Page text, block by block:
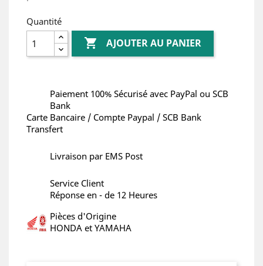
Quantité
 AJOUTER AU PANIER
Paiement 100% Sécurisé avec PayPal ou SCB
Bank
Carte Bancaire / Compte Paypal / SCB Bank
Transfert
Livraison par EMS Post
Service Client
Réponse en - de 12 Heures
Pièces d'Origine
HONDA et YAMAHA